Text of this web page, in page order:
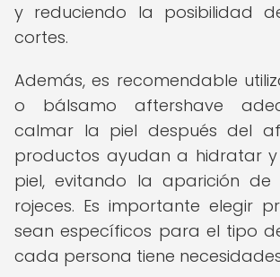
y reduciendo la posibilidad
cortes.
Además, es recomendable
o bálsamo aftershave
calmar la piel después del
productos ayudan a hidratar
piel, evitando la aparición de
rojeces. Es importante elegir
sean específicos para el tipo
cada persona tiene